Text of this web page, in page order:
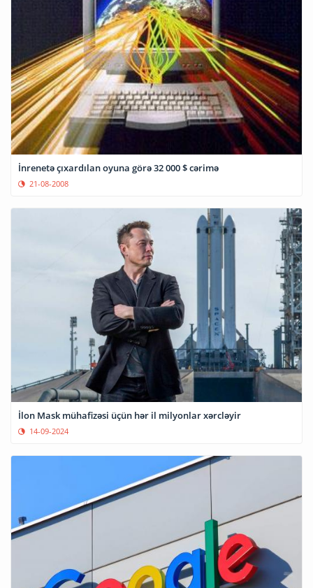
İnrenetə çıxardılan oyuna görə 32 000 $ cərimə
21-08-2008
İlon Mask mühafizəsi üçün hər il milyonlar xərcləyir
14-09-2024